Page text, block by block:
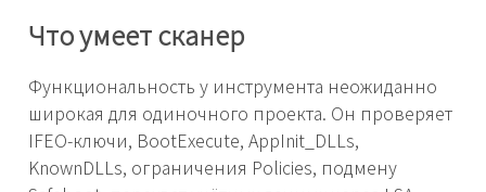
Что умеет сканер
Функциональность у инструмента неожиданно
широкая для одиночного проекта. Он проверяет
IFEO-ключи, BootExecute, AppInit_DLLs,
KnownDLLs, ограничения Policies, подмену